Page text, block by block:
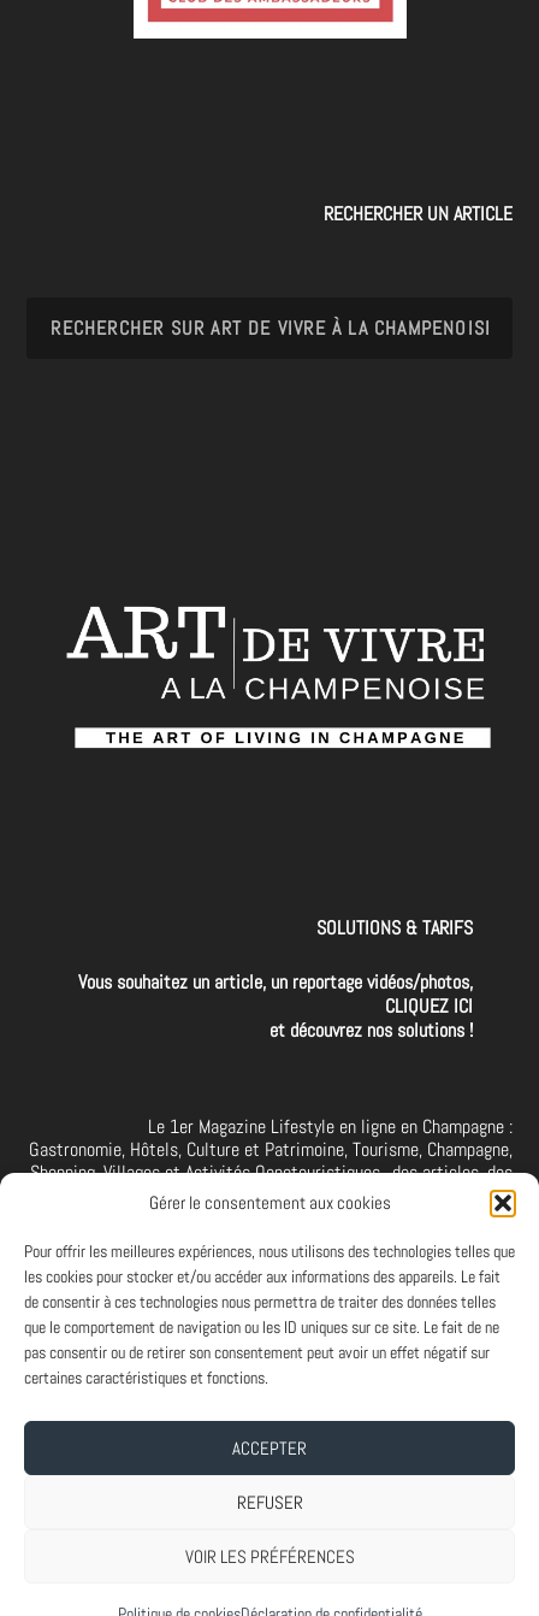
Gérer le consentement aux cookies
Pour offrir les meilleures expériences, nous utilisons des technologies telles que
les cookies pour stocker et/ou accéder aux informations des appareils. Le fait
de consentir à ces technologies nous permettra de traiter des données telles
que le comportement de navigation ou les ID uniques sur ce site. Le fait de ne
pas consentir ou de retirer son consentement peut avoir un effet négatif sur
certaines caractéristiques et fonctions.
ACCEPTER
REFUSER
VOIR LES PRÉFÉRENCES
RECHERCHER UN ARTICLE
SOLUTIONS & TARIFS
Vous souhaitez un article, un reportage vidéos/photos,
CLIQUEZ ICI
et découvrez nos solutions !
Le 1er Magazine Lifestyle en ligne en Champagne :
Gastronomie, Hôtels, Culture et Patrimoine, Tourisme, Champagne,
Shopping, Villages et Activités Oenotouristiques.. des articles, des
interviews, des vidéos et photos de la Champagne. A retrouver et à
suivre aussi sur facebook I X I Threads I YouTube I TikTok I
Instagram I Linkedin
PARTENAIRES
Et vous ? Vous souhaitez devenir Partenaire d'Art de Vivre à la
Champenoise, n'hésitez pas à nous contacter.
A PROPOS-ABONNEMENT NEWSLETTER-MENTIONS LEGALES